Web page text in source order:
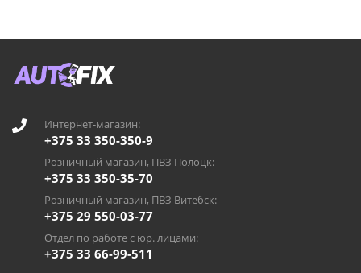
Интернет-магазин:
+375 33 350-350-9
Розничный магазин, ПВЗ Полоцк:
+375 33 350-35-70
Розничный магазин, ПВЗ Витебск:
+375 29 550-03-77
Отдел по работе с юр. лицами:
+375 33 66-99-511